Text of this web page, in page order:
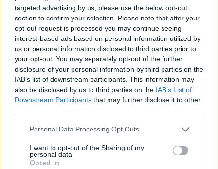
targeted advertising by us, please use the below opt-out
section to confirm your selection. Please note that after your
opt-out request is processed you may continue seeing
interest-based ads based on personal information utilized by
us or personal information disclosed to third parties prior to
your opt-out. You may separately opt-out of the further
disclosure of your personal information by third parties on the
IAB’s list of downstream participants. This information may
also be disclosed by us to third parties on the IAB’s List of
Downstream Participants that may further disclose it to other
Personal Data Processing Opt Outs
I want to opt-out of the Sharing of my
personal data.
Opted In